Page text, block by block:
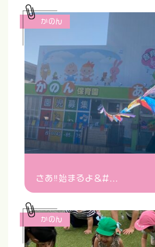
さあ‼️始まるよ&#...
かのん
かのん